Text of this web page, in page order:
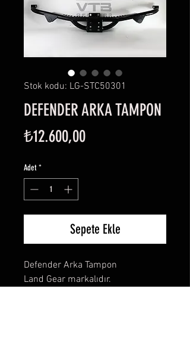
Stok kodu: LG-STC50301
DEFENDER ARKA TAMPON
₺12.600,00Fiyat
Adet *
Sepete Ekle
Defender Arka Tampon
Land Gear markalıdır.